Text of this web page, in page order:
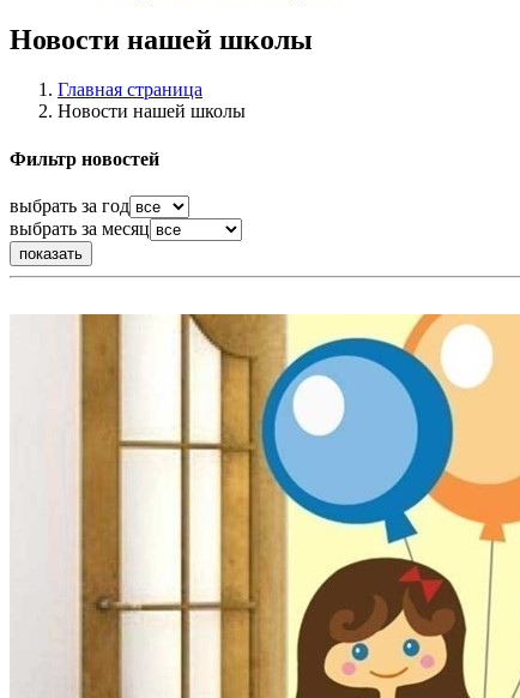
Новости нашей школы
Главная страница
Новости нашей школы
Фильтр новостей
выбрать за год
выбрать за месяц